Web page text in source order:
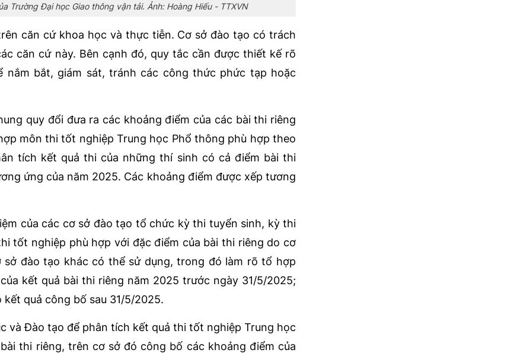
Trường Đại học Giao thông vận tải. Ảnh: Hoàng Hiếu - TTXVN
căn cứ khoa học và thực tiễn. Cơ sở đào tạo có trách
căn cứ này. Bên cạnh đó, quy tắc cần được thiết kế rõ
nắm bắt, giám sát, tránh các công thức phức tạp hoặc
quy đổi đưa ra các khoảng điểm của các bài thi riêng
môn thi tốt nghiệp Trung học Phổ thông phù hợp theo
tích kết quả thi của những thí sinh có cả điểm bài thi
ứng của năm 2025. Các khoảng điểm được xếp tương
của các cơ sở đào tạo tổ chức kỳ thi tuyển sinh, kỳ thi
tốt nghiệp phù hợp với đặc điểm của bài thi riêng do cơ
đào tạo khác có thể sử dụng, trong đó làm rõ tổ hợp
kết quả bài thi riêng năm 2025 trước ngày 31/5/2025;
quả công bố sau 31/5/2025.
và Đào tạo để phân tích kết quả thi tốt nghiệp Trung học
thi riêng, trên cơ sở đó công bố các khoảng điểm của